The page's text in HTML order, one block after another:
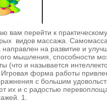
вам перейти к
видов массажа.
на развитие и
мышления, способности
(что и называется
форма работы
с большим
их и с радостью
1.